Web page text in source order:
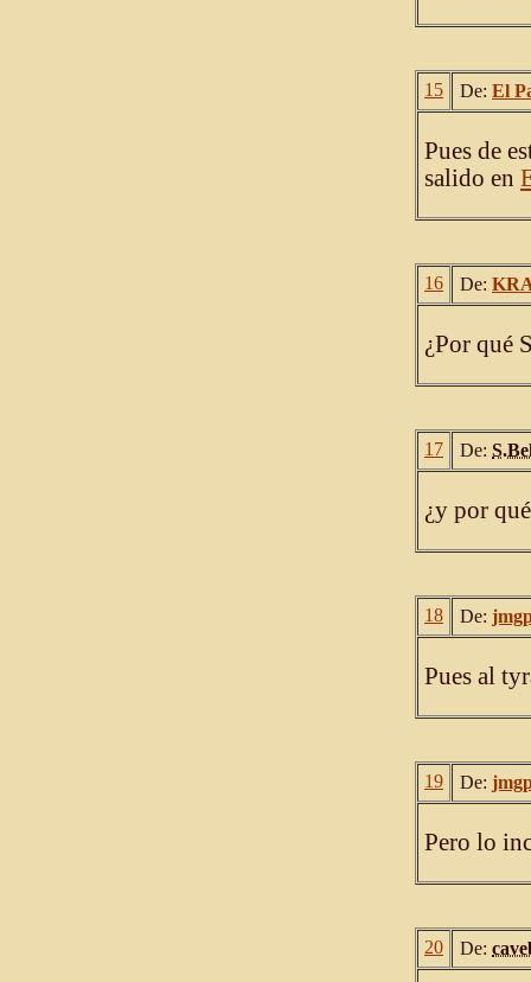
15 De: El
Pues de
salido en
16 De:
¿Por qué
17 De:
¿y por
18 De:
Pues al
19 De:
Pero lo
20 De: